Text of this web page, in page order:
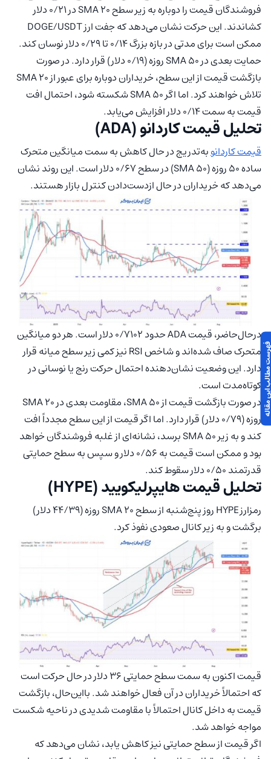
فروشندگان قیمت را دوباره به زیر سطح SMA 20 در ۰/۲۱ دلار
کشاندند. این حرکت نشان می‌دهد که جفت ارز DOGE/USDT
ممکن است برای مدتی در بازه بزرگ ۰/۱۴ تا ۰/۲۹ دلار نوسان کند.
حمایت بعدی در SMA 50 روزه (۰/۱۹ دلار) قرار دارد. در صورت
بازگشت قیمت از این سطح، خریداران دوباره برای عبور از SMA 20
تلاش خواهند کرد. اما اگر SMA 50 شکسته شود، احتمال افت
قیمت به سمت ۰/۱۴ دلار افزایش می‌یابد.
تحلیل قیمت کاردانو (ADA)
قیمت کاردانوبه‌تدریج در حال کاهش به سمت میانگین متحرک
ساده ۵۰ روزه (SMA 50) در سطح ۰/۶۷ دلار است. این روند نشان
می‌دهد که خریداران در حال ازدست‌دادن کنترل بازار هستند.
درحال‌حاضر، قیمت ADA حدود ۰/۷۱۰۲ دلار است. هر دو میانگین
متحرک صاف شده‌اند و شاخص RSI نیز کمی زیر سطح میانه قرار
دارد. این وضعیت نشان‌دهنده احتمال حرکت رنج یا نوسانی در
کوتاه‌مدت است.
در صورت بازگشت قیمت از SMA 50، مقاومت بعدی در SMA 20
روزه (۰/۷۹ دلار) قرار دارد. اما اگر قیمت از این سطح مجدداً افت
کند و به زیر SMA 50 برسد، نشانه‌ای از غلبه فروشندگان خواهد
بود و ممکن است قیمت به ۰/۵۶ دلار و سپس به سطح حمایتی
قدرتمند ۰/۵۰ دلار سقوط کند.
تحلیل قیمت هایپرلیکویید (HYPE)
رمزارز HYPE روز پنج‌شنبه از سطح SMA 20 روزه (۴۴/۳۹ دلار)
برگشت و به زیر کانال صعودی نفوذ کرد.
قیمت اکنون به سمت سطح حمایتی ۳۶ دلار در حال حرکت است
که احتمالاً خریداران در آن فعال خواهند شد. بااین‌حال، بازگشت
قیمت به داخل کانال احتمالاً با مقاومت شدیدی در ناحیه شکست
مواجه خواهد شد.
اگر قیمت از سطح حمایتی نیز کاهش یابد، نشان می‌دهد که
مقاله